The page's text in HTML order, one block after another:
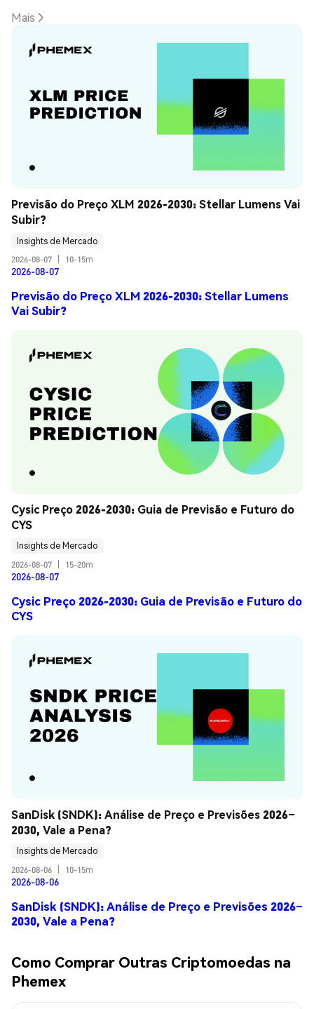
Mais
Previsão do Preço XLM 2026-2030: Stellar Lumens Vai
Subir?
Insights de Mercado
2026-08-07
10-15m
2026-08-07
Previsão do Preço XLM 2026-2030: Stellar Lumens
Vai Subir?
Cysic Preço 2026-2030: Guia de Previsão e Futuro do
CYS
Insights de Mercado
2026-08-07
15-20m
2026-08-07
Cysic Preço 2026-2030: Guia de Previsão e Futuro do
CYS
SanDisk (SNDK): Análise de Preço e Previsões 2026–
2030, Vale a Pena?
Insights de Mercado
2026-08-06
10-15m
2026-08-06
SanDisk (SNDK): Análise de Preço e Previsões 2026–
2030, Vale a Pena?
Como Comprar Outras Criptomoedas na
Phemex